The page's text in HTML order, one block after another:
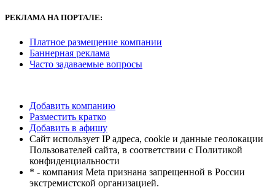
РЕКЛАМАНА ПОРТАЛЕ:
Платное размещение компании
Баннерная реклама
Часто задаваемые вопросы
Добавить компанию
Разместить кратко
Добавить в афишу
Сайт использует IP адреса, cookie и данные геолокации
Пользователей сайта, в соответствии с Политикой
конфиденциальности
* - компания Meta признана запрещенной в России
экстремистской организацией.